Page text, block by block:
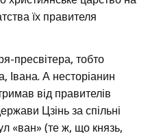
їх правителя
пресвітера, тобто
Івана. А несторіанин
від правителів
Цзінь за спільні
«ван» (те ж, що князь,